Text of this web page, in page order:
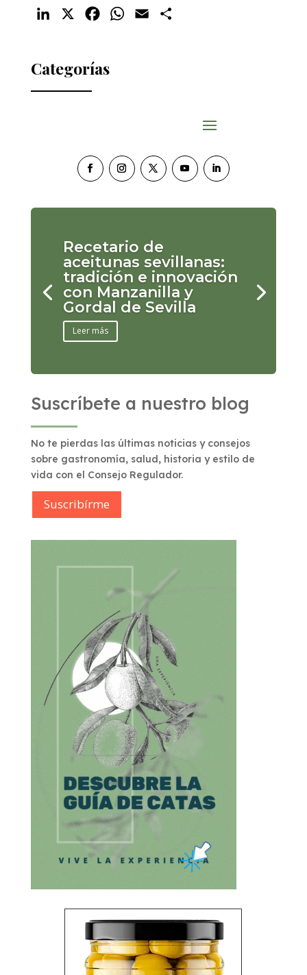
LinkedIn FacebookWhatsApp
Email
Categorías
Recetario de
aceitunas sevillanas:
tradición e innovación
con Manzanilla y
Gordal de Sevilla
Leer más
Suscríbete a nuestro blog
No te pierdas las últimas noticias y consejos
sobre gastronomía, salud, historia y estilo de
vida con el Consejo Regulador.
Suscribírme